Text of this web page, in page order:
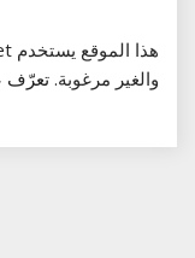
والغير مرغوبة. تعرّف